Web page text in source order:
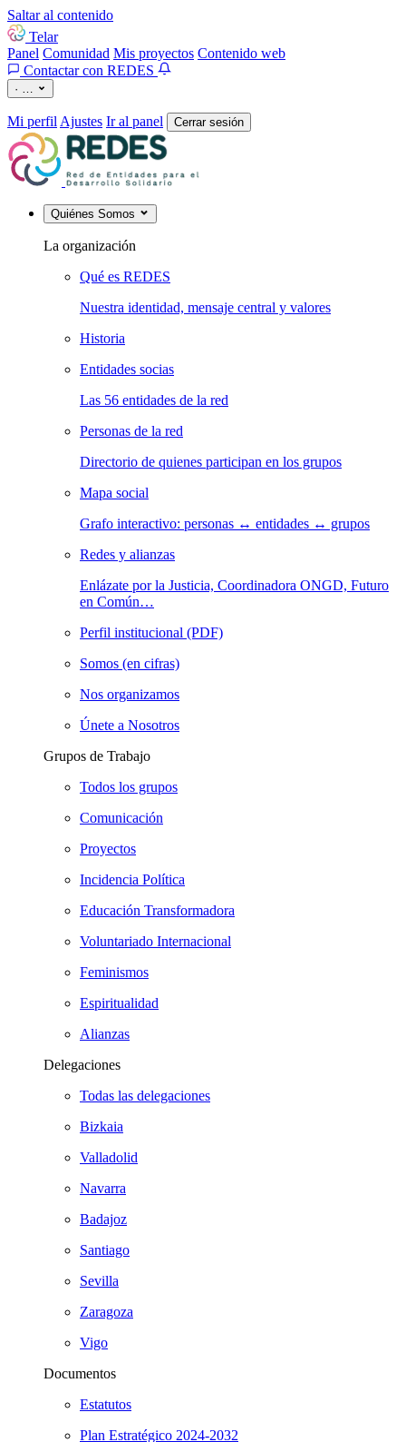
Saltar al contenido
Telar
Panel Comunidad Mis proyectos Contenido web
Contactar con REDES
· …
Mi perfil Ajustes Ir al panel Cerrar sesión
Quiénes Somos
La organización
Qué es REDES
Nuestra identidad, mensaje central y valores
Historia
Entidades socias
Las 56 entidades de la red
Personas de la red
Directorio de quienes participan en los grupos
Mapa social
Grafo interactivo: personas ↔ entidades ↔ grupos
Redes y alianzas
Enlázate por la Justicia, Coordinadora ONGD, Futuro
en Común…
Perfil institucional (PDF)
Somos (en cifras)
Nos organizamos
Únete a Nosotros
Grupos de Trabajo
Todos los grupos
Comunicación
Proyectos
Incidencia Política
Educación Transformadora
Voluntariado Internacional
Feminismos
Espiritualidad
Alianzas
Delegaciones
Todas las delegaciones
Bizkaia
Valladolid
Navarra
Badajoz
Santiago
Sevilla
Zaragoza
Vigo
Documentos
Estatutos
Plan Estratégico 2024-2032